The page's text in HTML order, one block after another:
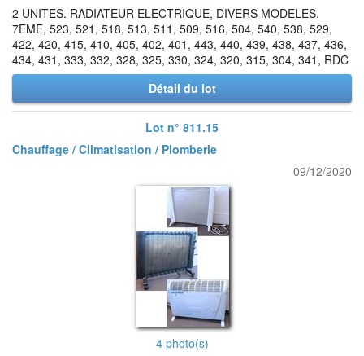
2 UNITES. RADIATEUR ELECTRIQUE, DIVERS MODELES.
7EME, 523, 521, 518, 513, 511, 509, 516, 504, 540, 538, 529,
422, 420, 415, 410, 405, 402, 401, 443, 440, 439, 438, 437, 436,
434, 431, 333, 332, 328, 325, 330, 324, 320, 315, 304, 341, RDC
Détail du lot
Lot n° 811.15
Chauffage / Climatisation / Plomberie
09/12/2020
4 photo(s)